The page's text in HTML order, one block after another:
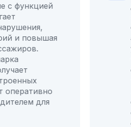
в режиме
позволяет
на
может
запись с
Что
потери
Также в
сразу же
и